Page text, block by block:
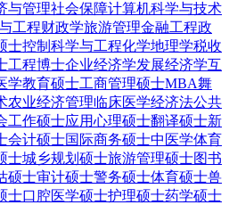
与管理社会保障计算机科学与技术
工程财政学旅游管理金融工程政
士控制科学与工程化学地理学税收
工程博士企业经济学发展经济学互
学教育硕士工商管理硕士MBA舞
农业经济管理临床医学经济法公共
工作硕士应用心理硕士翻译硕士新
会计硕士国际商务硕士中医学体育
士城乡规划硕士旅游管理硕士图书
硕士审计硕士警务硕士体育硕士兽
士口腔医学硕士护理硕士药学硕士